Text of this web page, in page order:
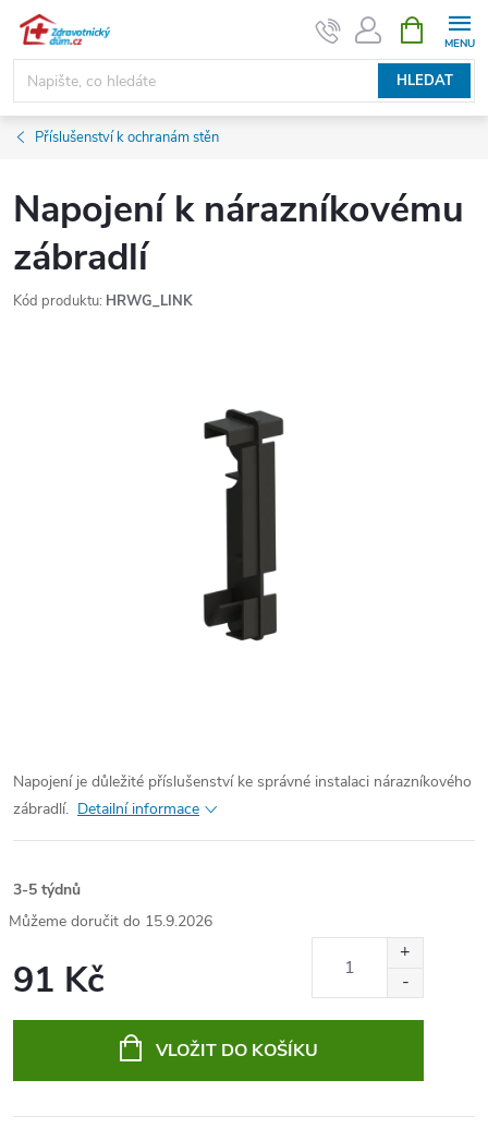
Přejít
obsah
HLEDAT
NÁKUPNÍ
KOŠÍK
Příslušenství k ochranám stěn
Napojení k nárazníkovému
zábradlí
Kód produktu: HRWG_LINK
Napojení je důležité příslušenství ke správné instalaci nárazníkového
zábradlí. Detailní informace
3-5 týdnů
15.9.2026
91 Kč
VLOŽIT DO KOŠÍKU